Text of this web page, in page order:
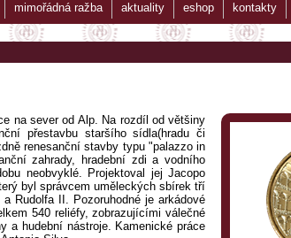
mimořádná ražba aktuality eshop kontakty
na sever od Alp. Na rozdíl od většiny
přestavbu staršího sídla(hradu či
renesanční stavby typu "palazzo in
zahrady, hradební zdi a vodního
neobvyklé. Projektoval jej Jacopo
byl správcem uměleckých sbírek tří
Rudolfa II. Pozoruhodné je arkádové
540 reliéfy, zobrazujícími válečné
a hudební nástroje. Kamenické práce